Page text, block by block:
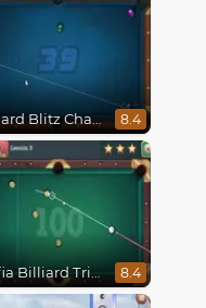
Billiard Blitz Challenge 8.4
Mafia Billiard Tricks 8.4